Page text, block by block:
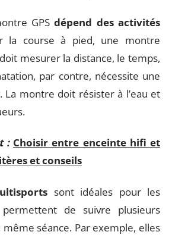
GPSdépend des activités
la course à pied, une montre
mesurer la distance, le temps,
par contre, nécessite une
. La montre doit résister à l’eau et
: Choisir entre enceinte hifi et
et conseils
sont idéales pour les
de suivre plusieurs
séance. Par exemple, elles